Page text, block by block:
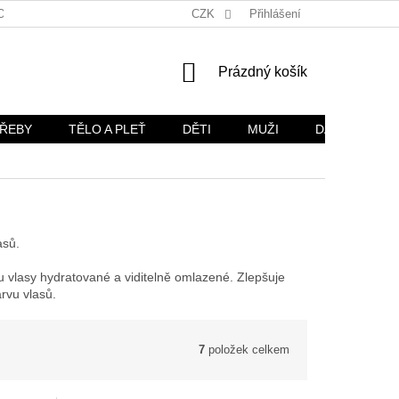
OCHRANA OSOBNÍCH ÚDAJŮ
CZK Přihlášení
NÁKUPNÍ
Prázdný košík
TĚLO A PLEŤ DĚTI MUŽI DÁRKOVÉ
hydratované a viditelně omlazené. Zlepšuje
vlasů.
7 položek celkem